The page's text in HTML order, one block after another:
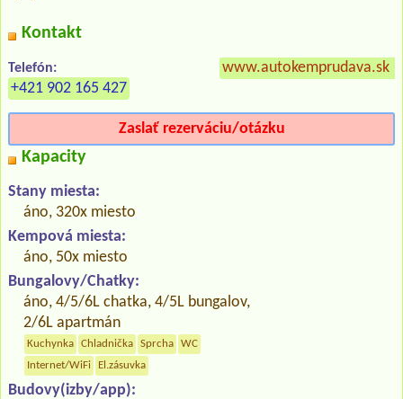
Kontakt
Telefón:
+421 902 165 427
www.autokemprudava.sk
Zaslať rezerváciu/otázku
Kapacity
Stany miesta:
áno, 320x miesto
Kempová miesta:
áno, 50x miesto
Bungalovy/Chatky:
áno, 4/5/6L chatka, 4/5L bungalov,
2/6L apartmán
Kuchynka Chladnička Sprcha
WC
Internet/WiFi
El.zásuvka
Budovy(izby/app):